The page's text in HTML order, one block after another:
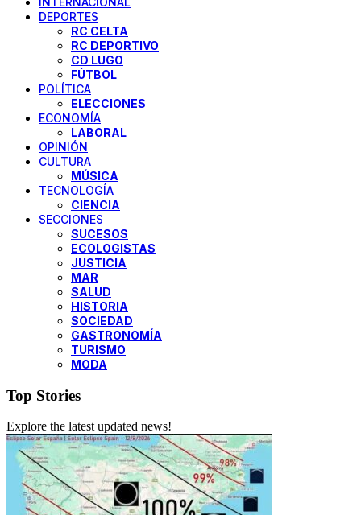
DEPORTES
RC CELTA
RC DEPORTIVO
CD LUGO
FÚTBOL
POLÍTICA
ELECCIONES
ECONOMÍA
LABORAL
OPINIÓN
CULTURA
MÚSICA
TECNOLOGÍA
CIENCIA
SECCIONES
SUCESOS
ECOLOGISTAS
JUSTICIA
MAR
SALUD
HISTORIA
SOCIEDAD
GASTRONOMÍA
TURISMO
MODA
Top Stories
Explore the latest updated news!